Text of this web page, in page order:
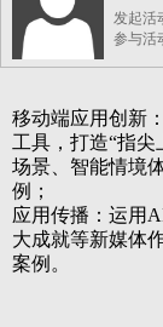
发起活
参与活
移动端应用创新
工具，打造“指尖
场景、智能情境
例；
应用传播：运用
大成就等新媒体
案例。